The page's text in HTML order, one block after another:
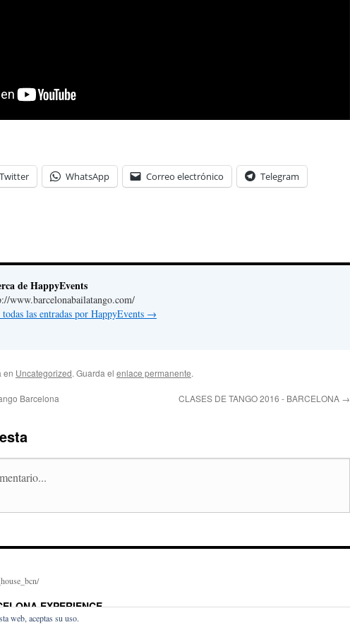
Twitter WhatsApp Correo electrónico Telegram
de HappyEvents
www.barcelonabailatango.com/
las entradas por HappyEvents →
en Uncategorized. Guarda el enlace permanente.
Barcelona CLASES DE TANGO 2016 - BARCELONA →
EXPERIENCE
web, aceptas su uso.